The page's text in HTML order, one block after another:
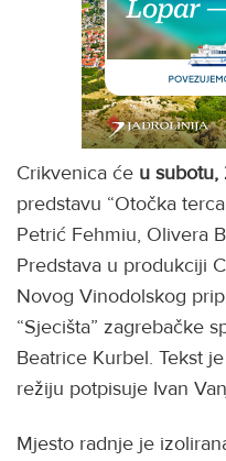
Crikvenica će u
predstavu “Otočka
Petrić Fehmiu, Olivera
Predstava u produkciji
Novog Vinodolskog
“Sjecišta” zagrebačke
Beatrice Kurbel. Tekst
režiju potpisuje Ivan
Mjesto radnje je